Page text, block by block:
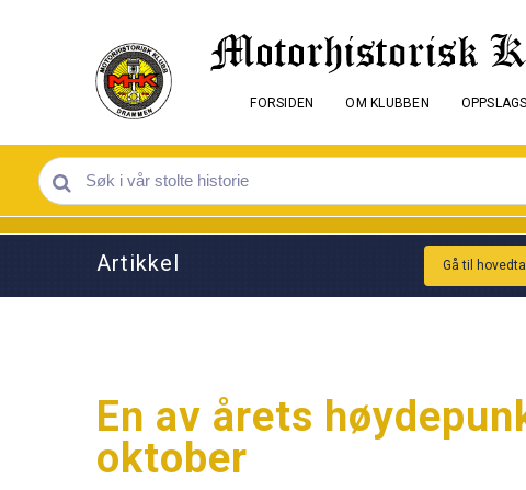
FORSIDEN OM KLUBBEN
Artikkel Gå til
En av årets
oktober